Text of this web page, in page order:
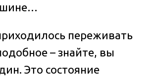
переживать
– знайте, вы
Это состояние